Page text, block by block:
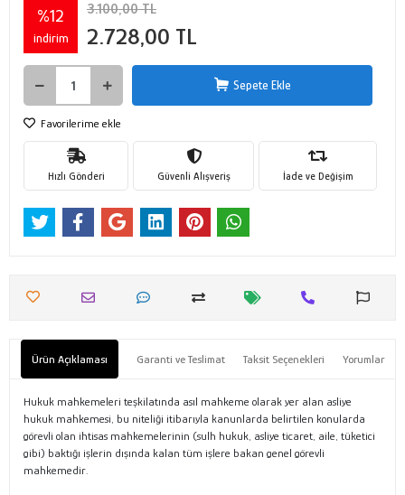
%12
indirim
3.100,00 TL
2.728,00 TL
Sepete Ekle
Favorilerime ekle
Hızlı Gönderi Güvenli Alışveriş İade ve Değişim
Ürün Açıklaması Garanti ve Teslimat Taksit Seçenekleri Yorumlar
Hukuk mahkemeleri teşkilatında asıl mahkeme olarak yer alan asliye
hukuk mahkemesi, bu niteliği itibarıyla kanunlarda belirtilen konularda
görevli olan ihtisas mahkemelerinin (sulh hukuk, asliye ticaret, aile, tüketici
gibi) baktığı işlerin dışında kalan tüm işlere bakan genel görevli
mahkemedir.